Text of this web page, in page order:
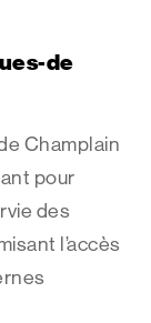
de
Champlain
pour
des
l’accès